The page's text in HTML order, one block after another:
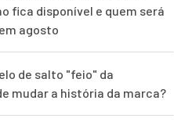
fica disponível e quem será
agosto
de salto "feio" da
mudar a história da marca?